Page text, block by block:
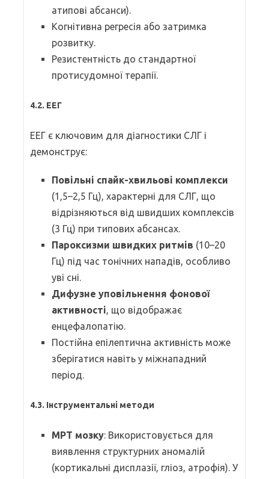
атипові абсанси).
Когнітивна регресія або затримка
розвитку.
Резистентність до стандартної
протисудомної терапії.
4.2. ЕЕГ
ЕЕГ є ключовим для діагностики СЛГ і
демонструє:
Повільні спайк-хвильові комплекси
(1,5–2,5 Гц), характерні для СЛГ, що
відрізняються від швидших комплексів
(3 Гц) при типових абсансах.
Пароксизми швидких ритмів (10–20
Гц) під час тонічних нападів, особливо
уві сні.
Дифузне уповільнення фонової
активності, що відображає
енцефалопатію.
Постійна епілептична активність може
зберігатися навіть у міжнападний
період.
4.3. Інструментальні методи
МРТ мозку: Використовується для
виявлення структурних аномалій
(кортикальні дисплазії, гліоз, атрофія). У